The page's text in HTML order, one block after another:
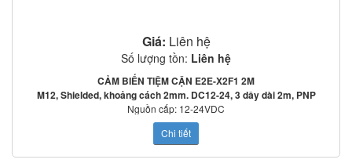
Giá: Liên hệ
Số lượng tồn: Liên hệ
CẢM BIẾN TIỆM CẬN E2E-X2F1 2M
M12, Shielded, khoảng cách 2mm. DC12-24, 3 dây dài 2m, PNP
Nguồn cấp: 12-24VDC
Tần số đáp ứng: 2000Hz
Mạch bảo vệ: Ngược cực cấp nguồn, quá áp tức thời, ngắn mạch ngõ ra
Nhiệt độ làm việc: -25
Chi tiết